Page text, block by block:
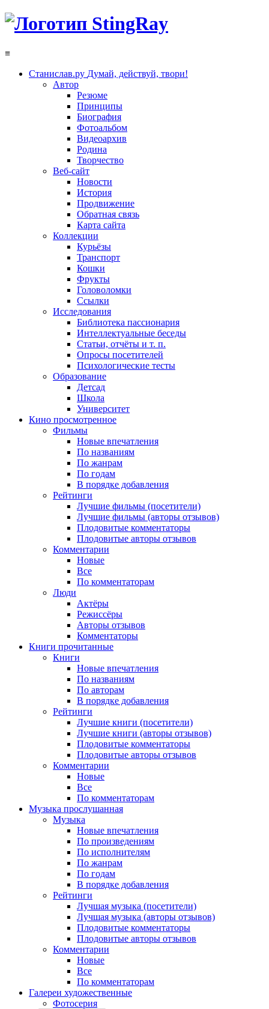
≡
Станислав.ру Думай, действуй, твори!
Автор
Резюме
Принципы
Биография
Фотоальбом
Видеоархив
Родина
Творчество
Веб-сайт
Новости
История
Продвижение
Обратная связь
Карта сайта
Коллекции
Курьёзы
Транспорт
Кошки
Фрукты
Головоломки
Ссылки
Исследования
Библиотека пассионария
Интеллектуальные беседы
Статьи, отчёты и т. п.
Опросы посетителей
Психологические тесты
Образование
Детсад
Школа
Университет
Кино просмотренное
Фильмы
Новые впечатления
По названиям
По жанрам
По годам
В порядке добавления
Рейтинги
Лучшие фильмы (посетители)
Лучшие фильмы (авторы отзывов)
Плодовитые комментаторы
Плодовитые авторы отзывов
Комментарии
Новые
Все
По комментаторам
Люди
Актёры
Режиссёры
Авторы отзывов
Комментаторы
Книги прочитанные
Книги
Новые впечатления
По названиям
По авторам
В порядке добавления
Рейтинги
Лучшие книги (посетители)
Лучшие книги (авторы отзывов)
Плодовитые комментаторы
Плодовитые авторы отзывов
Комментарии
Новые
Все
По комментаторам
Музыка прослушанная
Музыка
Новые впечатления
По произведениям
По исполнителям
По жанрам
По годам
В порядке добавления
Рейтинги
Лучшая музыка (посетители)
Лучшая музыка (авторы отзывов)
Плодовитые комментаторы
Плодовитые авторы отзывов
Комментарии
Новые
Все
По комментаторам
Галереи художественные
Фотосерия